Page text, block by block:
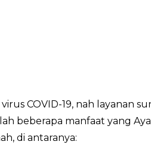
COVID-19, nah layanan
beberapa manfaat yang
di antaranya: